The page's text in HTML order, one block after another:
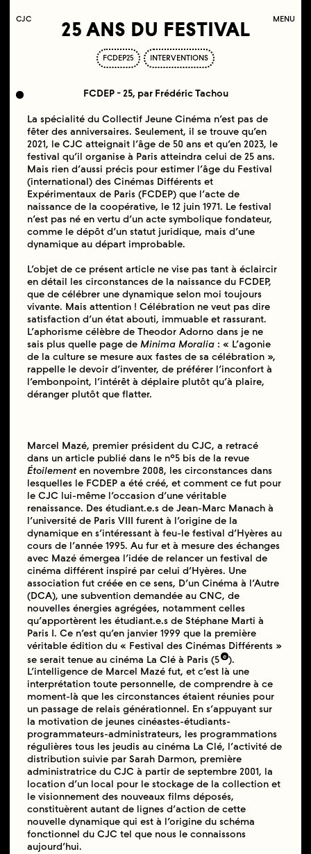
COLLECTIF
JEUNE
C MENU
25 ANS DU FESTIVAL
FCDEP25 INTERVENTIONS
FCDEP - 25, par Frédéric Tachou
La spécialité du Collectif Jeune Cinéma n’est pas de
fêter des anniversaires. Seulement, il se trouve qu’en
2021, le CJC atteignait l’âge de 50 ans et qu’en 2023, le
festival qu’il organise à Paris atteindra celui de 25 ans.
Mais rien d’aussi précis pour estimer l’âge du Festival
(international) des Cinémas Différents et
Expérimentaux de Paris (FCDEP) que l’acte de
naissance de la coopérative, le 12 juin 1971. Le festival
n’est pas né en vertu d’un acte symbolique fondateur,
comme le dépôt d’un statut juridique, mais d’une
dynamique au départ improbable.
L’objet de ce présent article ne vise pas tant à éclaircir
en détail les circonstances de la naissance du FCDEP,
que de célébrer une dynamique selon moi toujours
vivante. Mais attention ! Célébration ne veut pas dire
satisfaction d’un état abouti, immuable et rassurant.
L’aphorisme célèbre de Theodor Adorno dans je ne
sais plus quelle page de Minima Moralia: « L’agonie
de la culture se mesure aux fastes de sa célébration »,
rappelle le devoir d’inventer, de préférer l’inconfort à
l’embonpoint, l’intérêt à déplaire plutôt qu’à plaire,
déranger plutôt que flatter.
Marcel Mazé, premier président du CJC, a retracé
dans un article publié dans le n°5 bis de la revue
Étoilementen novembre 2008, les circonstances dans
lesquelles le FCDEP a été créé, et comment ce fut pour
le CJC lui-même l’occasion d’une véritable
renaissance. Des étudiant.e.s de Jean-Marc Manach à
l’université de Paris VIII furent à l’origine de la
dynamique en s’intéressant à feu-le festival d’Hyères au
cours de l’année 1995. Au fur et à mesure des échanges
avec Mazé émergea l’idée de relancer un festival de
cinéma différent inspiré par celui d’Hyères. Une
association fut créée en ce sens, D’un Cinéma à l’Autre
(DCA), une subvention demandée au CNC, de
nouvelles énergies agrégées, notamment celles
qu’apportèrent les étudiant.e.s de Stéphane Marti à
Paris I. Ce n’est qu’en janvier 1999 que la première
véritable édition du « Festival des Cinémas Différents »
se serait tenue au cinéma La Clé à Paris (5 e ).
L’intelligence de Marcel Mazé fut, et c’est là une
interprétation toute personnelle, de comprendre à ce
moment-là que les circonstances étaient réunies pour
un passage de relais générationnel. En s’appuyant sur
la motivation de jeunes cinéastes-étudiants-
programmateurs-administrateurs, les programmations
régulières tous les jeudis au cinéma La Clé, l’activité de
distribution suivie par Sarah Darmon, première
administratrice du CJC à partir de septembre 2001, la
location d’un local pour le stockage de la collection et
le visionnement des nouveaux films déposés,
constituèrent autant de lignes d’action de cette
nouvelle dynamique qui est à l’origine du schéma
fonctionnel du CJC tel que nous le connaissons
aujourd’hui.